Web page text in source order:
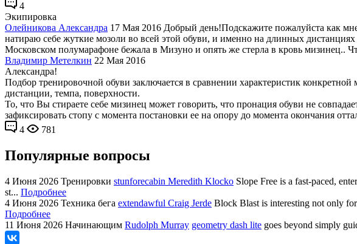
4
Экипировка
Олейникова Александра 17 Мая 2016 Добрый день!Подскажите пожалуйста как
натираю себе жуткие мозоли во всей этой обуви, и именно на длинных
Московском полумарафоне бежала в Мизуно и опять же стерла в кровь мизинец..
Владимир Метелкин 22 Мая 2016
Александра!
Подбор тренировочной обуви заключается в сравнении характеристик
дистанции, темпа, поверхности.
То, что Вы стираете себе мизинец может говорить, что пронация обуви не
зафиксировать стопу с момента постановки ее на опору до момента окончания
4
781
Популярные вопросы
4 Июня 2026 Тренировки stunforecabin Meredith Klocko Slope Free is a fast-paced,
st... Подробнее
4 Июня 2026 Техника бега extendawful Craig Jerde Block Blast is interesting not only
Подробнее
11 Июня 2026 Начинающим Rudolph Murray geometry dash lite goes beyond simply